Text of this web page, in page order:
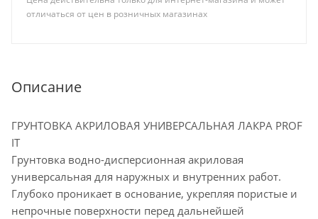
отличаться от цен в розничных магазинах
Описание
ГРУНТОВКА АКРИЛОВАЯ УНИВЕРСАЛЬНАЯ ЛАКРА PROF
IT
Грунтовка водно-дисперсионная акриловая
универсальная для наружных и внутренних работ.
Глубоко проникает в основание, укрепляя пористые и
непрочные поверхности перед дальнейшей